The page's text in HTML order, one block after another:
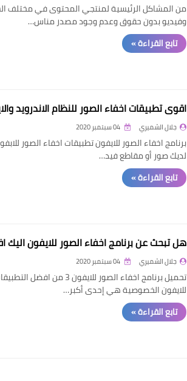
من المشاكل الرئيسية لمنتجي المحتوى في مختلف
وفيديو بدون حقوق وعدم وجود مصدر مناس…
تابع القراءة »
اقوى تطبيقات اخفاء الصور للنظام الاندرويد
جلال الشميري
برنامج اخفاء الصور للايفون تطبيقات اخفاء الصور
لديك صور أو مقاطع فيد…
تابع القراءة »
هل تبحث عن برنامج اخفاء الصور للايفون اليك
جلال الشميري
تحميل برنامج اخفاء الصور
للايفون الخصوصية هي إحدى أكبر…
تابع القراءة »